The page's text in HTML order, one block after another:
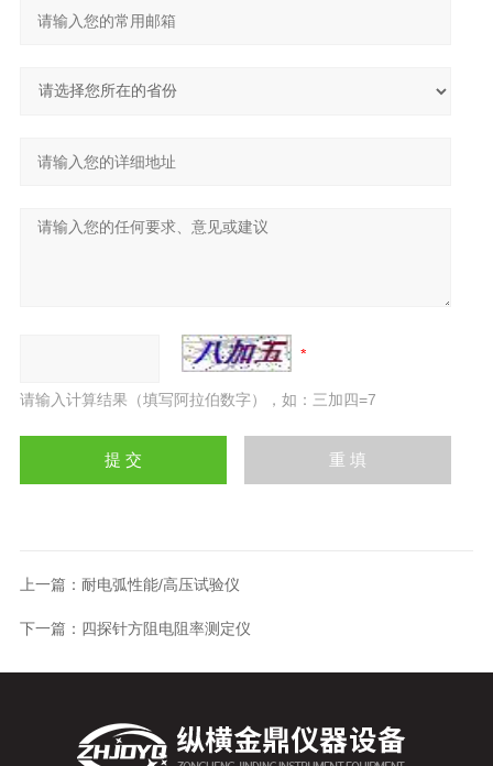
请输入计算结果（填写阿拉伯数字），如：三加四=7
上一篇： 耐电弧性能/高压试验仪
下一篇： 四探针方阻电阻率测定仪